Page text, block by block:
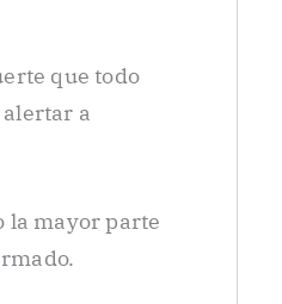
que todo
a
la mayor parte